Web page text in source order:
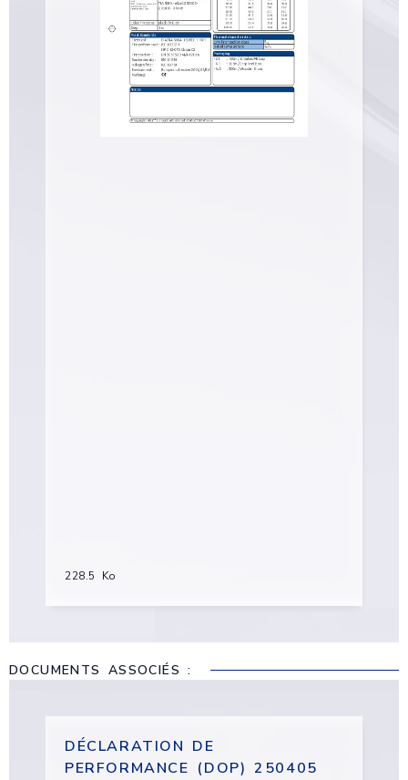
228.5 Ko
DOCUMENTS ASSOCIÉS :
DÉCLARATION DE
PERFORMANCE (DOP) 250405